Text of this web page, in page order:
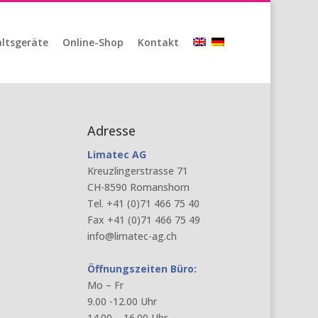
Online-Shop Kontakt
Adresse
Limatec AG
Kreuzlingerstrasse 71
CH-8590 Romanshorn
Tel. +41 (0)71 466 75 40
Fax +41 (0)71 466 75 49
info@limatec-ag.ch
Öffnungszeiten Büro:
Mo – Fr
9.00 -12.00 Uhr